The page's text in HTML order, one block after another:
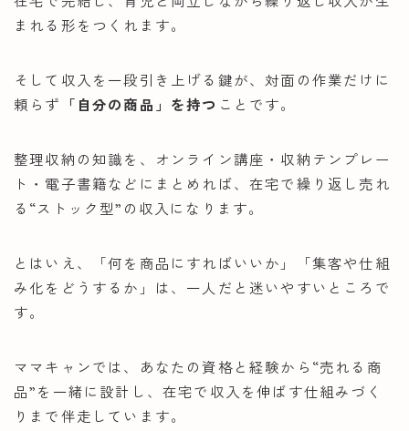
まれる形をつくれます。
そして収入を一段引き上げる鍵が、対面の作業だけに
頼らず 「自分の商品」を持つ ことです。
整理収納の知識を、オンライン講座・収納テンプレー
ト・電子書籍などにまとめれば、在宅で繰り返し売れ
る“ストック型”の収入になります。
とはいえ、「何を商品にすればいいか」「集客や仕組
み化をどうするか」は、一人だと迷いやすいところで
す。
ママキャンでは、あなたの資格と経験から“売れる商
品”を一緒に設計し、在宅で収入を伸ばす仕組みづく
りまで伴走しています。